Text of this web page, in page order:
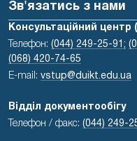
Зв'язатись з нами
Консультаційний центр
Телефон: (044) 249-25-91;
(068) 420-74-65
E-mail: vstup@duikt.edu.ua
Відділ документообігу
Телефон / факс: (044) 249-